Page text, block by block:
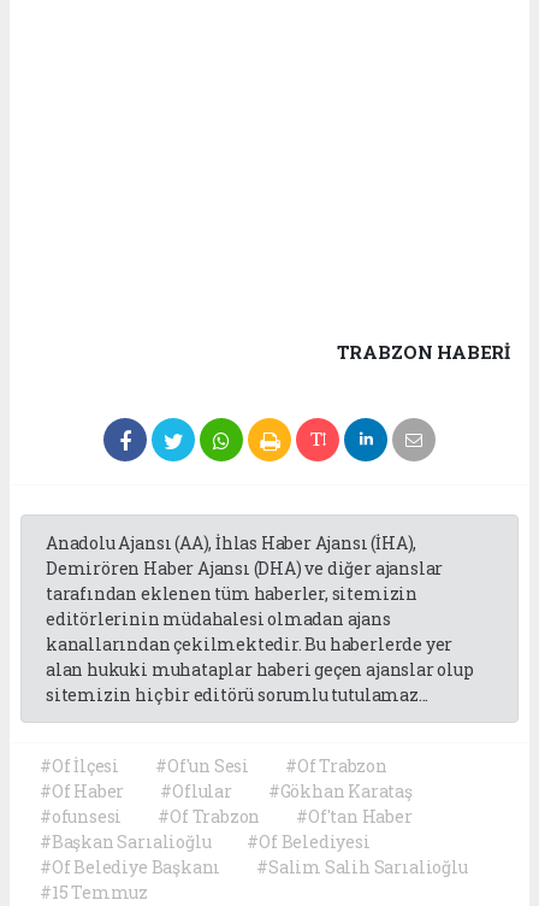
TRABZON HABERİ
Anadolu Ajansı (AA), İhlas Haber Ajansı (İHA),
Demirören Haber Ajansı (DHA) ve diğer ajanslar
tarafından eklenen tüm haberler, sitemizin
editörlerinin müdahalesi olmadan ajans
kanallarından çekilmektedir. Bu haberlerde yer
alan hukuki muhataplar haberi geçen ajanslar olup
sitemizin hiç bir editörü sorumlu tutulamaz...
#Of İlçesi #Of'un Sesi
#Of Trabzon
#Of Haber
#Oflular
#Gökhan Karataş
#ofunsesi
#Of Trabzon
#Of'tan Haber
#Başkan Sarıalioğlu
#Of Belediyesi
#Of Belediye Başkanı
#Salim Salih Sarıalioğlu
#15 Temmuz